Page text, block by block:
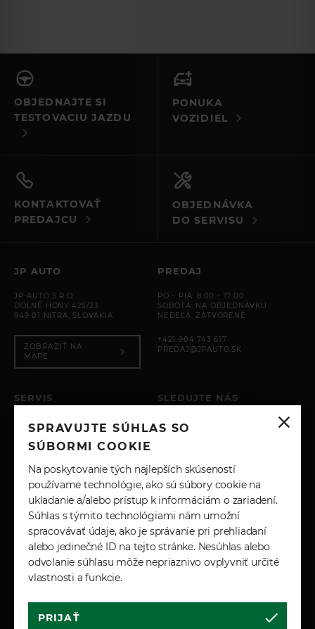
SPRAVUJTE SÚHLAS SO
SÚBORMI COOKIE
Na poskytovanie tých najlepších skúseností
používame technológie, ako sú súbory cookie na
ukladanie a/alebo prístup k informáciám o zariadení.
Súhlas s týmito technológiami nám umožní
spracovávať údaje, ako je správanie pri prehliadaní
alebo jedinečné ID na tejto stránke. Nesúhlas alebo
odvolanie súhlasu môže nepriaznivo ovplyvniť určité
vlastnosti a funkcie.
PRIJAŤ
OBJEDNAJTE SI
TESTOVACIU JAZDU
PONUKA
VOZIDIEL
KONTAKTOVAŤ
PREDAJCU
OBJEDNÁVKA
DO SERVISU
JP AUTO
JP-AUTO S.R.O.
DOLNÉ HONY 425/23
949 01 NITRA, SLOVAKIA
ZOBRAZIŤ NA
MAPE
PREDAJ
PO – PIA: 8:00 - 17:00
SOBOTA: NA OBJEDNÁVKU
NEDEĽA: ZATVORENÉ
+421 904 743 617
PREDAJ@JPAUTO.SK
SERVIS
PO – PIA: 8:00 - 17:00
SOBOTA: ZATVORENÉ
NEDEĽA: ZATVORENÉ
+421 904 743 617
SERVIS@JPAUTO.SK
SLEDUJTE NÁS
FACEBOOK
LINKEDIN
YOUTUBE